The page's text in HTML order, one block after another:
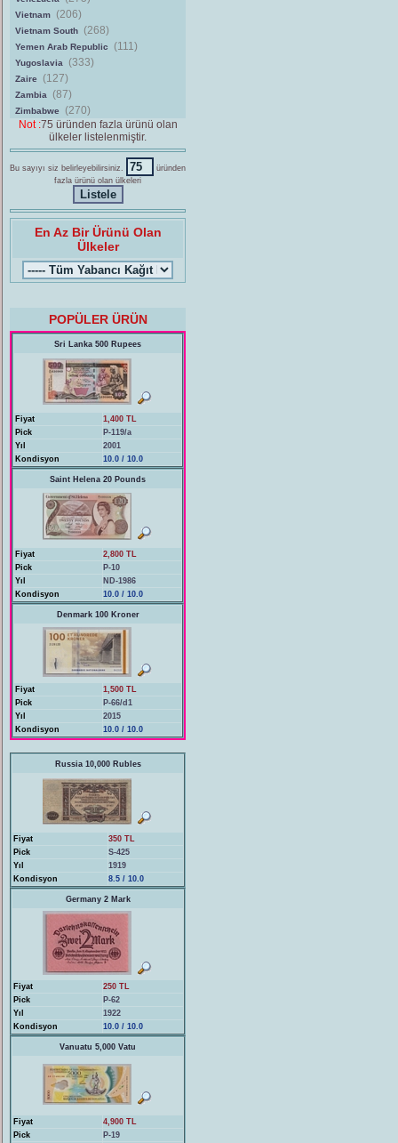
Vietnam (206)
Vietnam South (268)
Yemen Arab Republic (111)
Yugoslavia (333)
Zaire (127)
Zambia (87)
Zimbabwe
(270)
Not :75 üründen fazla ürünü olan
ülkeler listelenmiştir.
Bu sayıyı siz belirleyebilirsiniz.
üründen
fazla ürünü olan ülkeleri
En Az Bir Ürünü Olan
Ülkeler
POPÜLER ÜRÜN
Sri Lanka 500 Rupees
Fiyat
1,400 TL
Pick
P-119/a
Yıl
2001
Kondisyon
10.0 / 10.0
Saint Helena 20 Pounds
Fiyat
2,800 TL
Pick
P-10
Yıl
ND-1986
Kondisyon
10.0 / 10.0
Denmark 100 Kroner
Fiyat
1,500 TL
Pick
P-66/d1
Yıl
2015
Kondisyon
10.0 / 10.0
Russia 10,000 Rubles
Fiyat
350 TL
Pick
S-425
Yıl
1919
Kondisyon
8.5 / 10.0
Germany 2 Mark
Fiyat
250 TL
Pick
P-62
Yıl
1922
Kondisyon
10.0 / 10.0
Vanuatu 5,000 Vatu
Fiyat
4,900 TL
Pick
P-19